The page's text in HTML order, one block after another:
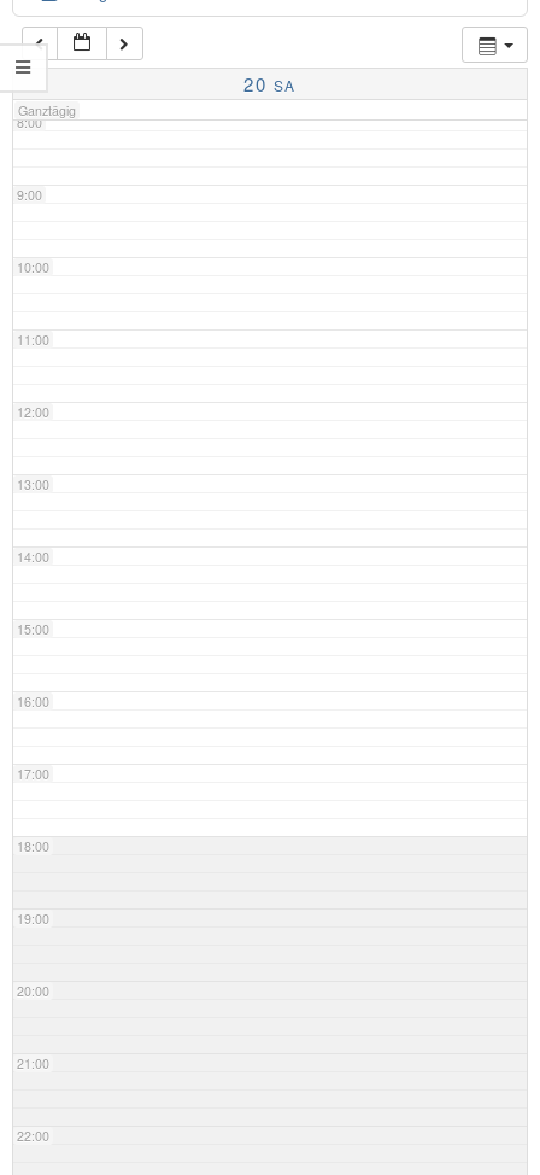
20 SA
Ganztägig
7:00
8:00
9:00
10:00
11:00
12:00
13:00
14:00
15:00
16:00
17:00
18:00
19:00
20:00
21:00
22:00